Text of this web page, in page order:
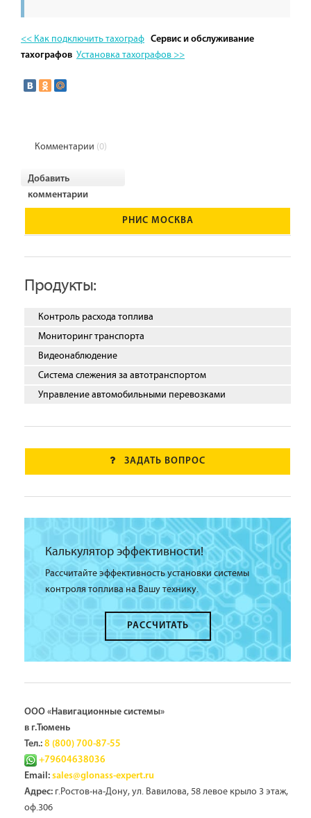
<< Как подключить тахограф Сервис и обслуживание
тахографов Установка тахографов >>
Комментарии (0)
Добавить
комментарии
РНИС МОСКВА
Продукты:
Контроль расхода топлива
Мониторинг транспорта
Видеонаблюдение
Система слежения за автотранспортом
Управление автомобильными перевозками
ЗАДАТЬ ВОПРОС
Калькулятор эффективности!
Рассчитайте эффективность установки системы
контроля топлива на Вашу технику.
РАССЧИТАТЬ
ООО «Навигационные системы»
в г.Тюмень
Тел.: 8 (800) 700-87-55
+79604638036
Email: sales@glonass-expert.ru
Адрес: г.Ростов-на-Дону, ул. Вавилова, 58 левое крыло 3 этаж,
оф.306